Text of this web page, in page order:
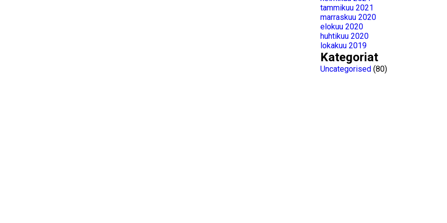
tammikuu 2021
marraskuu 2020
elokuu 2020
huhtikuu 2020
lokakuu 2019
Kategoriat
Uncategorised (80)